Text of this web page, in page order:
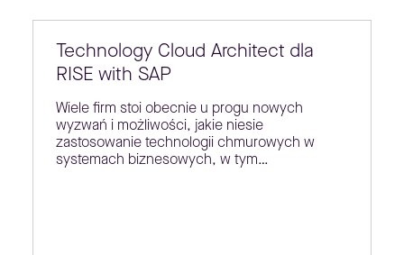
Technology Cloud Architect dla
RISE with SAP
Wiele firm stoi obecnie u progu nowych
wyzwań i możliwości, jakie niesie
zastosowanie technologii chmurowych w
systemach biznesowych, w tym…